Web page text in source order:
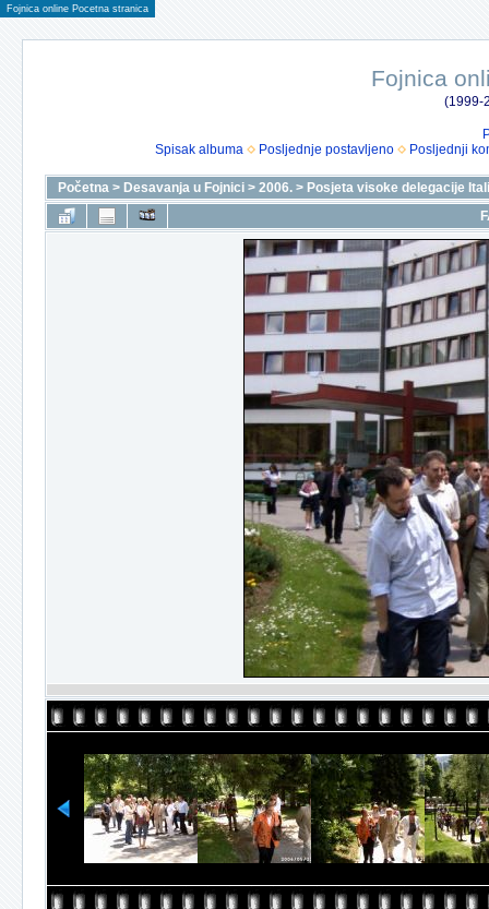
Fojnica online Pocetna stranica
Fojnica
(1999-
Spisak albuma
Posljednje postavljeno Posljednji
Početna > Desavanja u Fojnici > 2006. > Posjeta visoke delegacije